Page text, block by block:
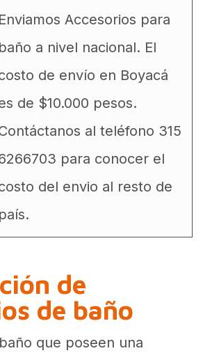
Enviamos Accesorios para
baño a nivel nacional. El
de envío en Boyacá
de $10.000 pesos.
al teléfono 315
para conocer el
del envio al resto de
país.
de
de baño
que poseen una